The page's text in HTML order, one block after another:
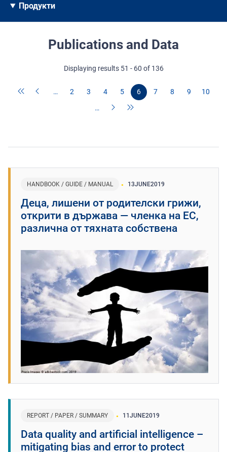
Продукти
Publications and Data
Displaying results 51 - 60 of 136
… 2 3 4 5 6 7 8 9
10
…
HANDBOOK / GUIDE / MANUAL 13JUNE2019
Деца, лишени от родителски грижи,
открити в държава — членка на ЕС,
различна от тяхната собствена
REPORT / PAPER / SUMMARY 11JUNE2019
Data quality and artificial intelligence –
mitigating bias and error to protect